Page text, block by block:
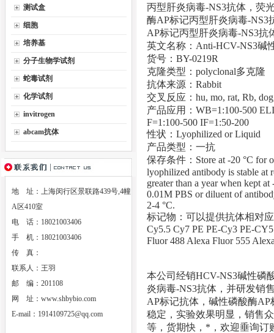
测试盒
细胞
培养基
分子生物学试剂
蛇毒试剂
化学试剂
invitrogen
abcam抗体
地 址：上海闵行区景联路439号,4幢
A区410室
电 话：18021003406
手 机：18021003406
传 真：
联系人：王羽
邮 编：201108
网 址： www.shbybio.com
E-mail： 1914109725@qq.com
丙型肝炎病毒-NS3抗体，荧
酶AP标记丙型肝炎病毒-NS3
AP标记丙型肝炎病毒-NS3抗
英文名称：Anti-HCV-NS3碱
货号：BY-0219R
克隆类型：polyclonal多克隆
抗体来源：Rabbit
交叉反应：hu, mo, rat, Rb,
产品应用：WB=1:100-500
F=1:100-500 IF=1:50-200
性状：Lyophilized or Liquid
产品类型：一抗
保存条件：Store at -20 °C for
lyophilized antibody is stable at
greater than a year when kept
0.01M PBS or diluent of
2-4 °C.
标记物：可以提供抗体相对
Cy5.5 Cy7 PE PE-Cy3 PE-
Fluor 488 Alexa Fluor 555
本公司经销HCV-NS3碱性磷
炎病毒-NS3抗体，并研发销
AP标记抗体，碱性磷酸酶
稳定，实验效果明显，销售
等，货期快，*，欢迎垂询订